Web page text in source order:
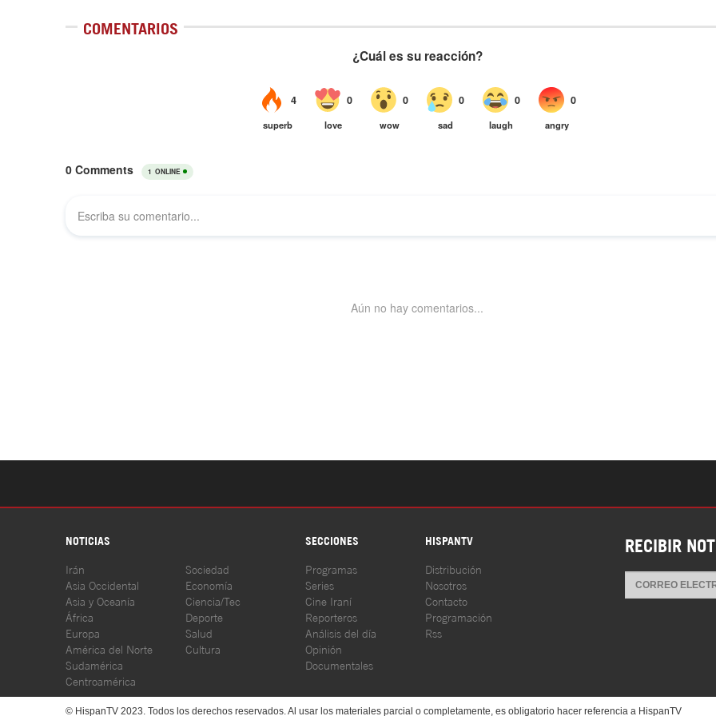
COMENTARIOS
NOTICIAS SECCIONES HISPANTV
Irán
Asia Occidental
Asia y Oceanía
África
Europa
América del Norte
Sudamérica
Centroamérica
Sociedad
Economía
Ciencia/Tec
Deporte
Salud
Cultura
Programas
Series
Cine Iraní
Reporteros
Análisis del día
Opinión
Documentales
Distribución
Nosotros
Contacto
Programación
Rss
RECIBIR
© HispanTV 2023. Todos los derechos reservados. Al usar los materiales parcial o completamente, es obligatorio hacer referencia a HispanTV